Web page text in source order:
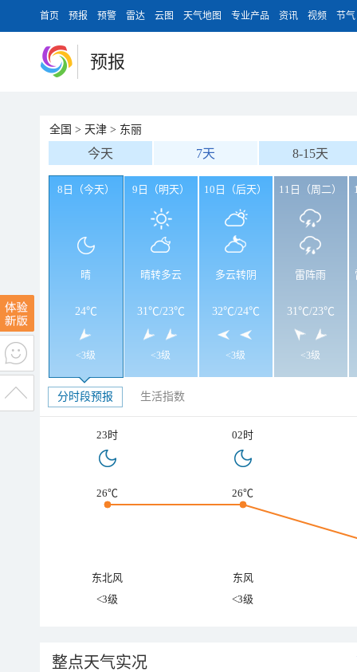
首页 预报 预警 雷达 云图 天气地图 专业产品 资讯 视频 节气
预报
全国 > 天津 > 东丽
今天 7天 8-15天
8日（今天）
晴
24℃
<3级
9日（明天）
晴转多云
31℃/23℃
<3级
10日（后天）
多云转阴
32℃/24℃
<3级
11日（周二）
雷阵雨
31℃/23℃
<3级
分时段预报 生活指数
23时 02时
26℃ 26℃
东北风
东风
<3级
<3级
整点天气实况